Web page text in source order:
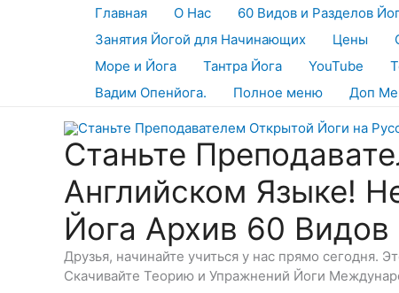
Главная О Нас 60 Видов и Разделов
Занятия Йогой для Начинающих
Цены
Море и Йога
Тантра Йога YouTube
Вадим Опенйога.
Полное меню Доп
Станьте
Английском Языке!
Йога Архив 60 Видов
Друзья, начинайте учиться у нас прямо
Скачивайте Теорию и Упражнений Йоги